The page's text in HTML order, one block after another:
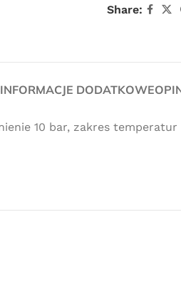
Share:
INFORMACJE DODATKOWE
10 bar, zakres
Darmowa
zamówień